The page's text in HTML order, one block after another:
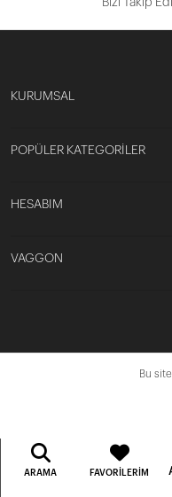
Bizi Takip
KURUMSAL
POPÜLER KATEGORİLER
HESABIM
VAGGON
Bu site
ARAMA FAVORILERIM